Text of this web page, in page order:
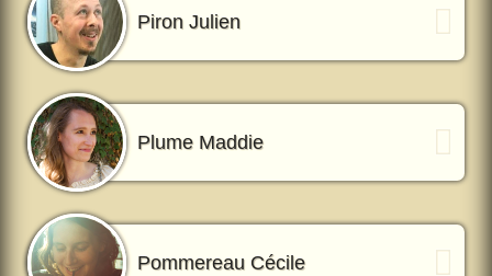
Piron Julien
Plume Maddie
Pommereau Cécile